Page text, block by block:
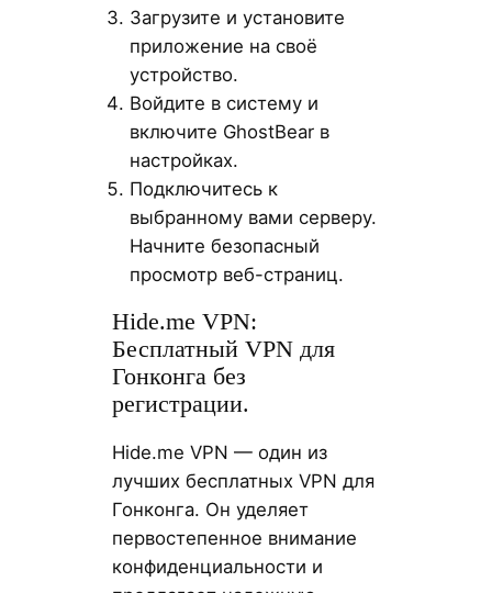
Загрузите и установите
приложение на своё
устройство.
Войдите в систему и
включите GhostBear в
настройках.
Подключитесь к
выбранному вами серверу.
Начните безопасный
просмотр веб-страниц.
Hide.me VPN:
Бесплатный VPN для
Гонконга без
регистрации.
Hide.me VPN — один из
лучших бесплатных VPN для
Гонконга. Он уделяет
первостепенное внимание
конфиденциальности и